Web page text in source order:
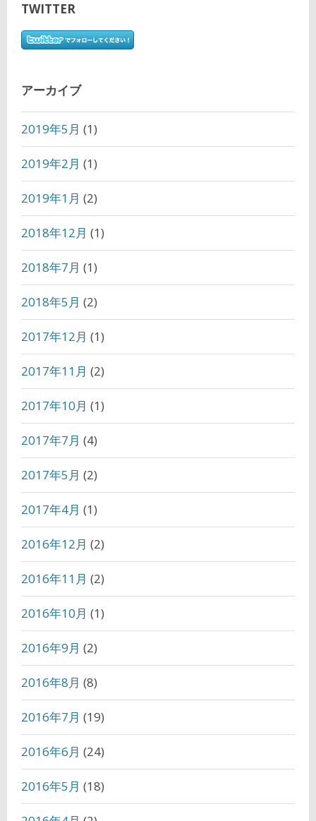
TWITTER
アーカイブ
2019年5月 (1)
2019年2月 (1)
2019年1月 (2)
2018年12月 (1)
2018年7月 (1)
2018年5月 (2)
2017年12月 (1)
2017年11月 (2)
2017年10月 (1)
2017年7月 (4)
2017年5月 (2)
2017年4月 (1)
2016年12月 (2)
2016年11月 (2)
2016年10月 (1)
2016年9月 (2)
2016年8月 (8)
2016年7月 (19)
2016年6月 (24)
2016年5月 (18)